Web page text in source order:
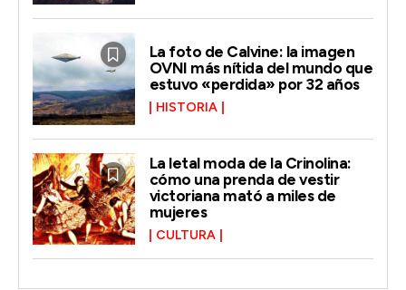
La foto de Calvine: la imagen
OVNI más nítida del mundo que
estuvo «perdida» por 32 años
HISTORIA
La letal moda de la Crinolina:
cómo una prenda de vestir
victoriana mató a miles de
mujeres
CULTURA